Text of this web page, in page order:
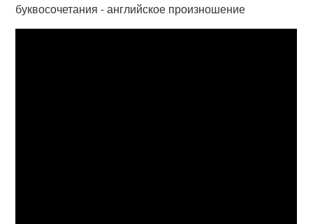
буквосочетания - английское произношение